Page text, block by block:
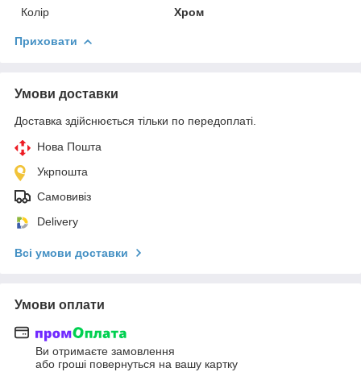
Колір
Хром
Приховати
Умови доставки
Доставка здійснюється тільки по передоплаті.
Нова Пошта
Укрпошта
Самовивіз
Delivery
Всі умови доставки
Умови оплати
Ви отримаєте замовлення
або гроші повернуться на вашу картку